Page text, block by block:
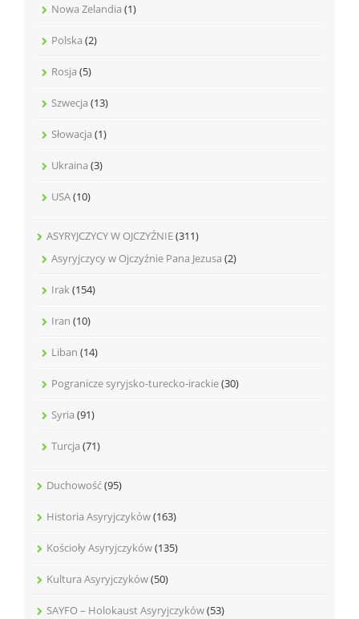
Nowa Zelandia (1)
Polska (2)
Rosja (5)
Szwecja (13)
Słowacja (1)
Ukraina (3)
USA(10)
ASYRYJCZYCY W OJCZYŹNIE(311)
Asyryjczycy w Ojczyźnie Pana Jezusa (2)
Irak(154)
Iran (10)
Liban (14)
Pogranicze syryjsko-turecko-irackie(30)
Syria (91)
Turcja (71)
Duchowość(95)
Historia Asyryjczyków(163)
Kościoły Asyryjczyków(135)
Kultura Asyryjczyków(50)
SAYFO – Holokaust Asyryjczyków(53)